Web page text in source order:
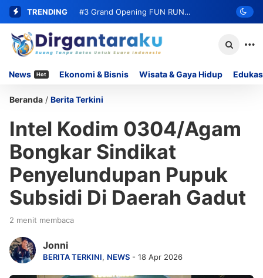
TRENDING #3 Grand Opening FUN RUN
MOMOYO PADANG LUA Siap Digelar,
News Hot Ekonomi & Bisnis Wisata & Gaya Hidup
Beranda / Berita Terkini
Intel Kodim 0304/Agam
Bongkar Sindikat
Penyelundupan Pupuk
Subsidi Di Daerah Gadut
2 menit membaca
Jonni
BERITA TERKINI, NEWS - 18 Apr 2026